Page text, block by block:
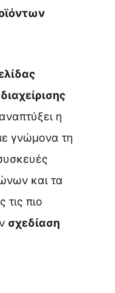
η
γνώμονα τη
και τα
τις πιο
σχεδίαση